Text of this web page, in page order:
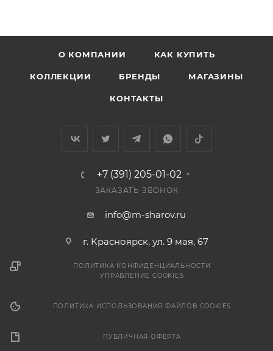
О КОМПАНИИ КАК КУПИТЬ
КОЛЛЕКЦИИ БРЕНДЫ МАГАЗИНЫ
КОНТАКТЫ
+7 (391) 205-01-02
ЗАКАЗАТЬ ЗВОНОК
info@m-sharov.ru
г. Красноярск, ул. 9 мая, 67
ПОЛИТИКА КОНФИДЕНЦИАЛЬНОСТИ
УПРАВЛЕНИЕ COOKIES
ПОЛИТИКА ИСПОЛЬЗОВАНИЯ ФАЙЛОВ COOKIES
ПУБЛИЧНАЯ ОФЕРТА